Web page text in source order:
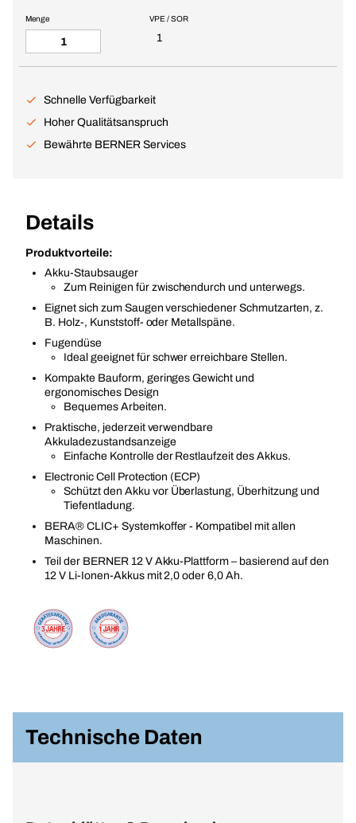
VPE / SOR
1
Menge
Schnelle Verfügbarkeit
Hoher Qualitätsanspruch
Bewährte BERNER Services
Details
Produktvorteile:
Akku-Staubsauger
Zum Reinigen für zwischendurch und unterwegs.
Eignet sich zum Saugen verschiedener Schmutzarten, z.
B. Holz-, Kunststoff- oder Metallspäne.
Fugendüse
Ideal geeignet für schwer erreichbare Stellen.
Kompakte Bauform, geringes Gewicht und
ergonomisches Design
Bequemes Arbeiten.
Praktische, jederzeit verwendbare
Akkuladezustandsanzeige
Einfache Kontrolle der Restlaufzeit des Akkus.
Electronic Cell Protection (ECP)
Schützt den Akku vor Überlastung, Überhitzung und
Tiefentladung.
BERA® CLIC+ Systemkoffer - Kompatibel mit allen
Maschinen.
Teil der BERNER 12 V Akku-Plattform – basierend auf den
12 V Li-Ionen-Akkus mit 2,0 oder 6,0 Ah.
Technische Daten